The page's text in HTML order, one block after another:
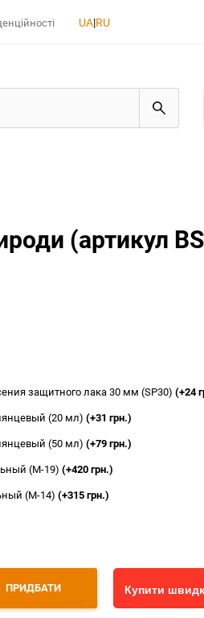
UA|RU
(артикул
защитного лака 30 мм (SP30) (+24
(20 мл) (+31 грн.)
(50 мл) (+79 грн.)
(М-19) (+420 грн.)
(М-14) (+315 грн.)
ПРИДБАТИ Купити